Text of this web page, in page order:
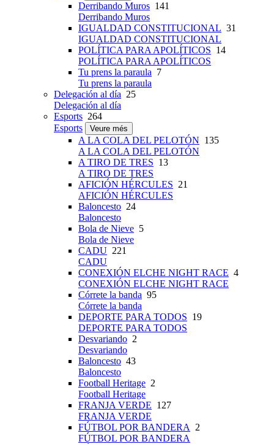
Derribando Muros 141
Derribando Muros
IGUALDAD CONSTITUCIONAL 31
IGUALDAD CONSTITUCIONAL
POLÍTICA PARA APOLÍTICOS 14
POLÍTICA PARA APOLÍTICOS
Tu prens la paraula 7
Tu prens la paraula
Delegación al día 25
Delegación al día
Esports 264
Esports
Veure més
A LA COLA DEL PELOTÓN 135
A LA COLA DEL PELOTÓN
A TIRO DE TRES 13
A TIRO DE TRES
AFICIÓN HÉRCULES 21
AFICIÓN HÉRCULES
Baloncesto 24
Baloncesto
Bola de Nieve 5
Bola de Nieve
CADU 221
CADU
CONEXIÓN ELCHE NIGHT RACE 4
CONEXIÓN ELCHE NIGHT RACE
Córrete la banda 95
Córrete la banda
DEPORTE PARA TODOS 19
DEPORTE PARA TODOS
Desvariando 2
Desvariando
Baloncesto 43
Baloncesto
Football Heritage 2
Football Heritage
FRANJA VERDE 127
FRANJA VERDE
FÚTBOL POR BANDERA 2
FÚTBOL POR BANDERA